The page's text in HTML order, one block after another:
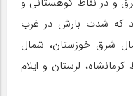
که شدت بارش در غرب
شرق خوزستان، شمال
لرستان و ایلام